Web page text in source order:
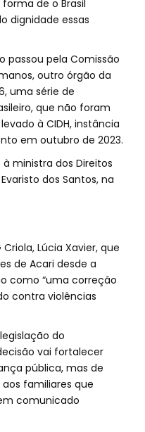
de o Brasil
dignidade essas
passou pela Comissão
outro órgão da
uma série de
que não foram
à CIDH, instância
em outubro de 2023.
ministra dos Direitos
dos Santos, na
Lúcia Xavier, que
de Acari desde a
como “uma correção
contra violências
do
vai fortalecer
pública, mas de
familiares que
comunicado